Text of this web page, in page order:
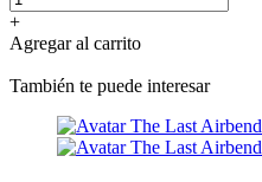
+
Agregar al carrito
También te puede interesar